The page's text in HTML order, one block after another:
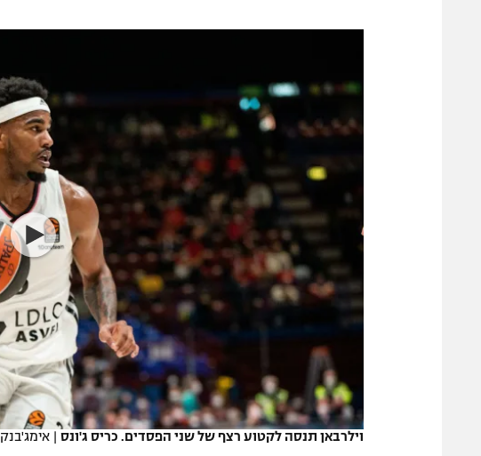
תקנון עבור פעילות ספורט 1 – "מרלן"
תנאי שימוש
מדיניות פרטיות
תקנון פעילות ספורט 1
רשיון להקרנה פומבית לבית עסק
הצטרפות לחבילת הערוצים
לוח דרושים – ג'ובנט
המגזין
הפועל תל אביב
הפועל באר שבע
וילרבאן תנסה לקטוע רצף של שני הפסדים. כריס ג'ונס | אימג'בנק GettyImages, Roberto Finizio